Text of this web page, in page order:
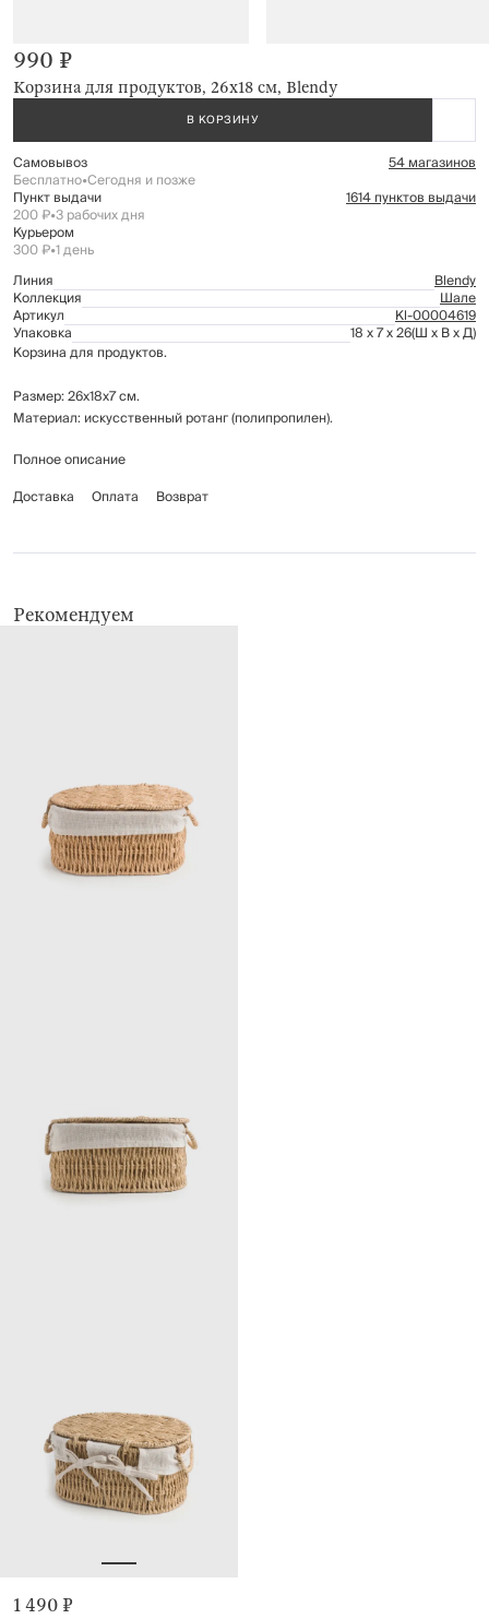
Корзина для продуктов, 26х18 см, Blendy
990 ₽
В КОРЗИНУ
Самовывоз 54 магазинов
Бесплатно•Сегодня и позже
Пункт выдачи 1614 пунктов выдачи
200 ₽•3 рабочих дня
Курьером
300 ₽•1 день
Линия
Blendy
Коллекция Шале
Артикул Kl-00004619
Упаковка 18 x 7 x 26(Ш x В x Д)
Корзина для продуктов.
Размер: 26х18х7 см.
Материал: искусственный ротанг (полипропилен).
Рекомендации по уходу: промывать вручную с применением мягких
посудомоечной машине.
Полное описание
Доставка
Оплата Возврат
Рекомендуем
1 490 ₽